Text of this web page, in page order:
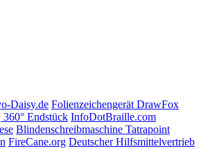
Daisy.de Folienzeichengerät DrawFox
Endstück InfoDotBraille.com
Blindenschreibmaschine Tatrapoint
FireCane.org Deutscher Hilfsmittelvertrieb